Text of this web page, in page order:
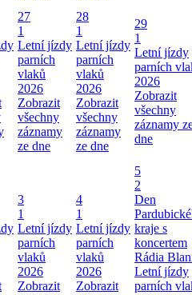
27
1
Letní jízdy
parních
vlaků
2026
Zobrazit
všechny
záznamy
ze dne
28
1
Letní jízdy
parních
vlaků
2026
Zobrazit
všechny
záznamy
ze dne
29
1
Letní jízdy
parních
2026
Zobrazit
všechny
záznamy
dne
3
1
Letní jízdy
parních
vlaků
2026
Zobrazit
4
1
Letní jízdy
parních
vlaků
2026
Zobrazit
5
2
Den
kraje s
koncertem
Rádia
Letní jízdy
parních